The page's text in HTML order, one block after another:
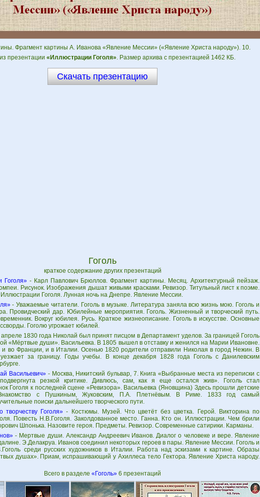
Фрагмент картины А. Иванова «Явление Мессии» («Явление Христа народу»). 10.
презентации «Иллюстрации Гоголя». Размер архива с презентацией 1462 КБ.
Скачать презентацию
Гоголь
краткое содержание других презентаций
Гоголя»- Карл Павлович Брюллов. Фрагмент картины. Месяц. Архитектурный пейзаж.
Рисунок. Изображения дышат живыми красками. Ревизор. Титульный лист к поэме.
Иллюстрации Гоголя. Лунная ночь на Днепре. Явление Мессии.
- Уважаемые читатели. Гоголь в музыке. Литература заняла всю жизнь мою. Гоголь и
Провидческий дар. Юбилейные мероприятия. Гоголь. Жизненный и творческий путь.
Вокруг юбилея. Русь. Краткое жизнеописание. Гоголь в искусстве. Основные
Гоголю угрожает юбилей.
1830 года Николай был принят писцом в Департамент уделов. За границей Гоголь
«Мёртвые души». Васильевка. В 1805 вышел в отставку и женился на Марии Ивановне.
во Франции, и в Италии. Осенью 1820 родители отправили Николая в город Нежин. В
за границу. Годы учебы. В конце декабря 1828 года Гоголь с Данилевским
Васильевич» - Москва, Никитский бульвар, 7. Книга «Выбранные места из переписки с
резкой критике. Дивлюсь, сам, как я еще остался жив». Гоголь стал
Гоголя к последней сцене «Ревизора». Васильевка (Яновщина) Здесь прошли детские
с Пушкиным, Жуковским, П.А. Плетнёвым. В Риме. 1833 год самый
поиски дальнейшего творческого пути.
творчеству Гоголя» - Костюмы. Музей. Что цветёт без цветка. Герой. Викторина по
Повесть Н.В.Гоголя. Заколдованное место. Ганна. Кто он. Иллюстрации. Чем брили
Шпонька. Назовите героя. Предметы. Ревизор. Современные сатирики. Карманы.
- Мертвые души. Александр Андреевич Иванов. Диалог о человеке и вере. Явление
Э.Делакруа. Иванов соединил некоторых героев в пары. Явление Мессии. Гоголь и
среди русских художников в Италии. Работа над эскизами к картине. Образы
душах». Приам, испрашивающий у Ахиллеса тело Гектора. Явление Христа народу.
Всего в разделе «Гоголь» 6 презентаций